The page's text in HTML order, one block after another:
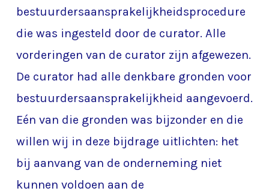
bestuurdersaansprakelijkheidsprocedure
die was ingesteld door de curator. Alle
vorderingen van de curator zijn afgewezen.
De curator had alle denkbare gronden voor
bestuurdersaansprakelijkheid aangevoerd.
Eén van die gronden was bijzonder en die
willen wij in deze bijdrage uitlichten: het
bij aanvang van de onderneming niet
kunnen voldoen aan de